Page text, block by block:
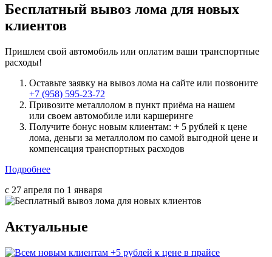
Бесплатный вывоз лома для новых
клиентов
Пришлем свой автомобиль или оплатим ваши транспортные
расходы!
Оставьте заявку на вывоз лома на сайте или позвоните
+7 (958) 595-23-72
Привозите металлолом в пункт приёма на нашем
или своем автомобиле или каршеринге
Получите бонус новым клиентам: + 5 рублей к цене
лома, деньги за металлолом по самой выгодной цене и
компенсация транспортных расходов
Подробнее
с 27 апреля по 1 января
Актуальные